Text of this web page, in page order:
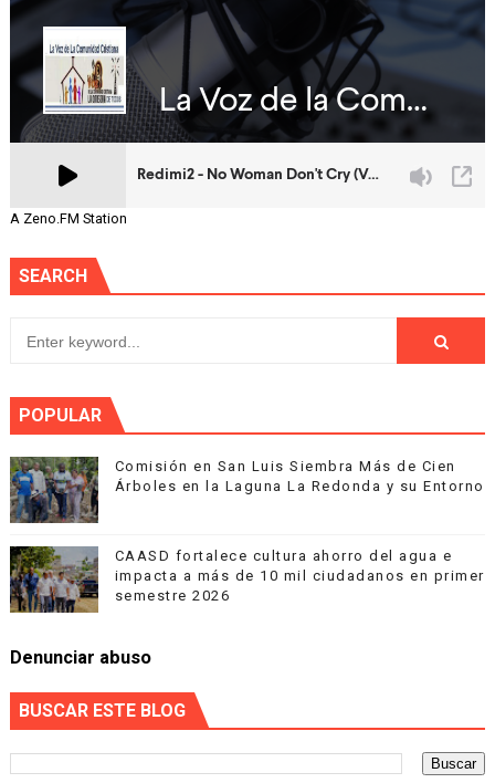
A Zeno.FM Station
SEARCH
POPULAR
Comisión en San Luis Siembra Más de Cien
Árboles en la Laguna La Redonda y su Entorno
CAASD fortalece cultura ahorro del agua e
impacta a más de 10 mil ciudadanos en primer
semestre 2026
Denunciar abuso
BUSCAR ESTE BLOG